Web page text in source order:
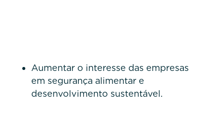
Aumentar o interesse das empresas
em segurança alimentar e
desenvolvimento sustentável.